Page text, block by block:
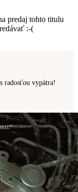
predaj tohto titulu
:-(
radosťou vypátra!